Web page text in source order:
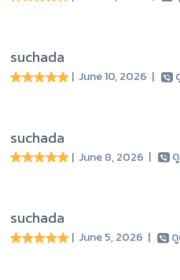
suchada
| June 10, 2026 |
suchada
| June 8, 2026 |
suchada
| June 5, 2026 |